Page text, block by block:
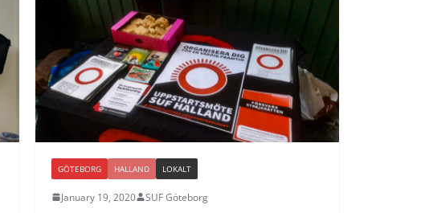
GÖTEBORG HALLAND LOKALT
January 19, 2020 SUF Göteborg